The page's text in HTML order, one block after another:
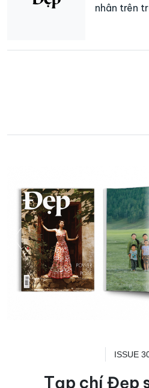
nhân trên
ISSUE
Tạp chí Đẹp